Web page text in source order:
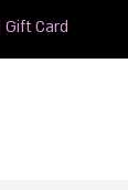
Gift Card |